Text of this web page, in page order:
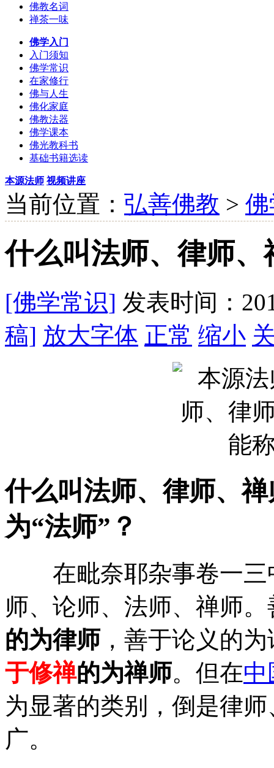
佛教名词
禅茶一味
佛学入门
入门须知
佛学常识
在家修行
佛与人生
佛化家庭
佛教法器
佛学课本
佛光教科书
基础书籍选读
本源法师 视频讲座
当前位置： 弘善佛教 >
什么叫法师、律师
[佛学常识] 发表时间：
稿] 放大字体 正常 缩小
什么叫法师、律师、
为“法师”？
在毗奈耶杂事卷一三
师、论师、法师、禅师
的为律师 ，善于论义的
于修禅的为禅师。但在中
为显著的类别，倒是律
广。